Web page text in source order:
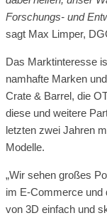
Forschungs- und
sagt Max Limper,
Das Marktinteresse
namhafte Marken
Crate & Barrel, die
diese und weitere
letzten zwei Jahren
Modelle.
„Wir sehen großes
im E-Commerce und
von 3D einfach und